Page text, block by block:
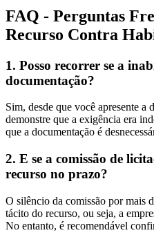
FAQ - Perguntas
Recurso Contra
1. Posso recorrer se a
documentação?
Sim, desde que você apresente a
demonstre que a exigência era
que a documentação é
2. E se a comissão de
recurso no prazo?
O silêncio da comissão por mais
tácito do recurso, ou seja, a
No entanto, é recomendável